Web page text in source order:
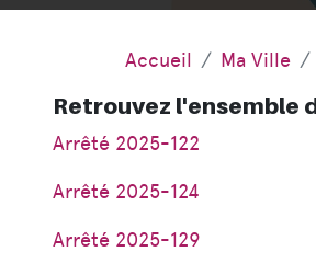
Accueil Ma Ville
Retrouvez l'ensemble
Arrêté 2025-122
Arrêté 2025-124
Arrêté 2025-129